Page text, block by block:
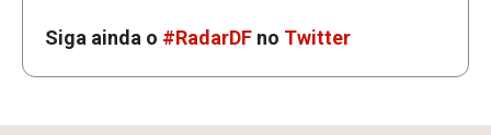
Siga ainda o #RadarDF no Twitter